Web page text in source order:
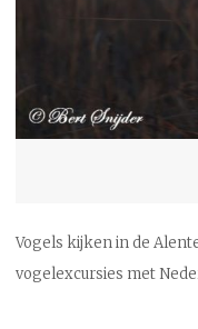
Vogels kijken in de
vogelexcursies met